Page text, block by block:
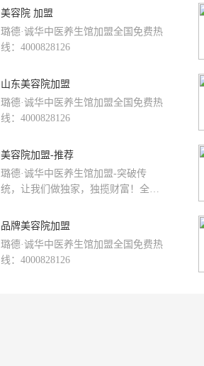
美容院 加盟
璐德·诚华中医养生馆加盟全国免费热
线：4000828126
山东美容院加盟
璐德·诚华中医养生馆加盟全国免费热
线：4000828126
美容院加盟-推荐
璐德·诚华中医养生馆加盟-突破传
统，让我们做独家，独揽财富！全国
品牌美容院加盟
璐德·诚华中医养生馆加盟全国免费热
线：4000828126